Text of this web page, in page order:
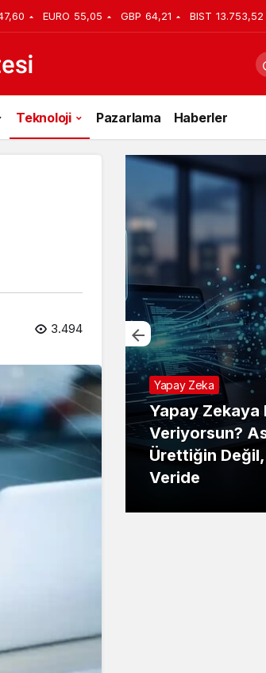
EURO 55,05 GBP 64,21 BIST 13.753,52
Teknoloji Pazarlama Haberler
3.494
Tek
Konuk
Yapay Zeka
Yapay Zekaya
Veriyorsun?
Ürettiğin
Veride